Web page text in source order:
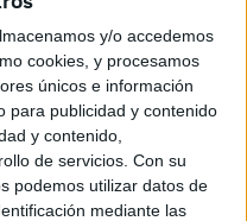
y/o accedemos
cookies, y procesamos
únicos e información
para publicidad y contenido
y contenido,
de servicios. Con su
podemos utilizar datos de
mediante las
de España en
(1848-1937) y Agustín
de la Guerra, en la
“es de gran
por el efecto moral
conviene que se diga